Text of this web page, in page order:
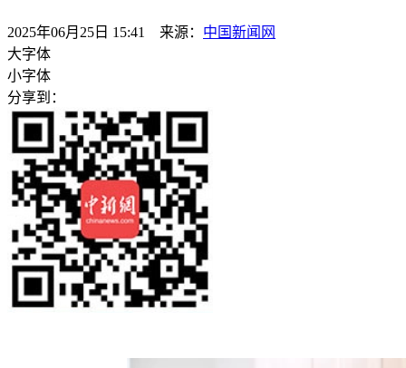
2025年06月25日 15:41 来源： 中国新闻网
大字体
小字体
分享到：